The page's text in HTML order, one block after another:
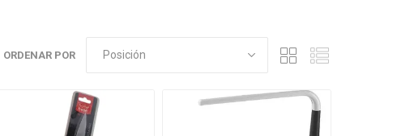
ORDENAR POR